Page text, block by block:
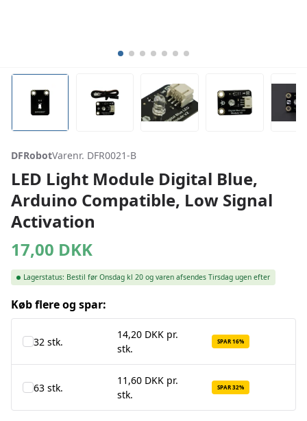
DFRobotVarenr. DFR0021-B
LED Light Module Digital Blue,
Arduino Compatible, Low Signal
Activation
17,00 DKK
Lagerstatus: Bestil før Onsdag kl 20 og varen afsendes Tirsdag ugen efter
Køb flere og spar:
32 stk.
14,20 DKK pr.
stk.
SPAR 16%
63 stk.
11,60 DKK pr.
stk.
SPAR 32%